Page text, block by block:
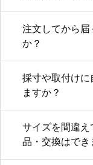
注文してから届
か？
採寸や取付けに
ますか？
サイズを間違え
品・交換はでき